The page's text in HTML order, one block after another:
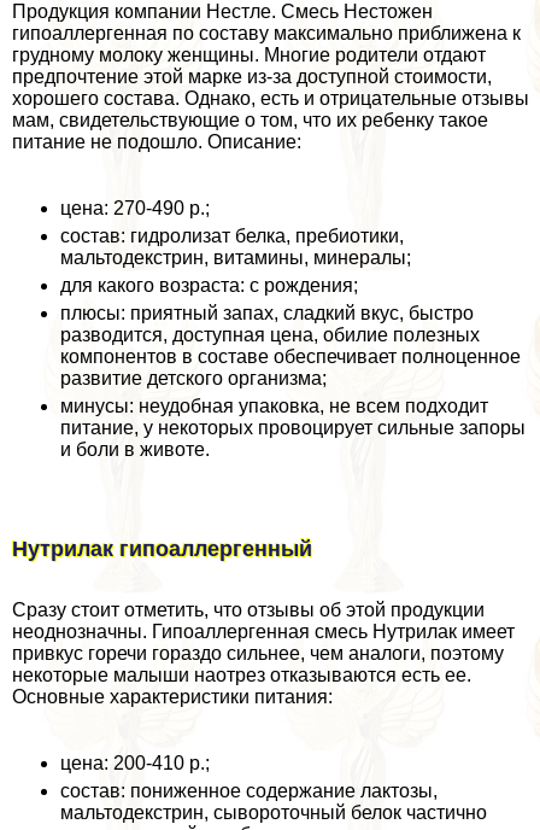
Продукция компании Нестле. Смесь Нестожен
гипоаллергенная по составу максимально приближена к
грудному молоку женщины. Многие родители отдают
предпочтение этой марке из-за доступной стоимости,
хорошего состава. Однако, есть и отрицательные отзывы
мам, свидетельствующие о том, что их ребенку такое
питание не подошло. Описание:
цена: 270-490 р.;
состав: гидролизат белка, пребиотики,
мальтодекстрин, витамины, минералы;
для какого возраста: с рождения;
плюсы: приятный запах, сладкий вкус, быстро
разводится, доступная цена, обилие полезных
компонентов в составе обеспечивает полноценное
развитие детского организма;
минусы: неудобная упаковка, не всем подходит
питание, у некоторых провоцирует сильные запоры
и боли в животе.
Нутрилак гипоаллергенный
Сразу стоит отметить, что отзывы об этой продукции
неоднозначны. Гипоаллергенная смесь Нутрилак имеет
привкус горечи гораздо сильнее, чем аналоги, поэтому
некоторые малыши наотрез отказываются есть ее.
Основные хаpaктеристики питания:
цена: 200-410 р.;
состав: пониженное содержание лактозы,
мальтодекстрин, сывороточный белок частично